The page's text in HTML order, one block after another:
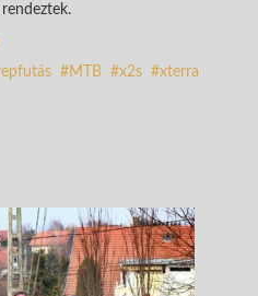
MTB x2s
xterra